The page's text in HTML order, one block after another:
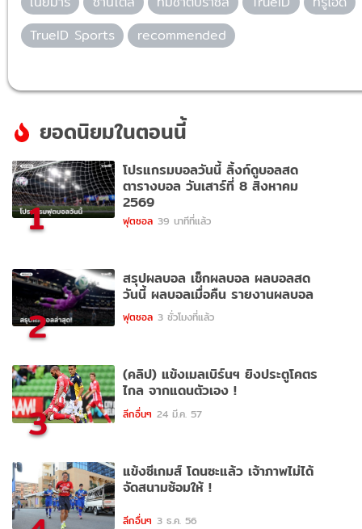
TrueID Sports
recommended
ยอดนิยมในตอนนี้
1
โปรแกรมบอลวันนี้ ลิ้งก์ดูบอลสด
ตารางบอล วันเสาร์ที่ 8 สิงหาคม
2569
ฟุตซอล 39 นาทีที่แล้ว
2
สรุปผลบอล เช็กผลบอล ผลบอลสด
วันนี้ ผลบอลเมื่อคืน รายงานผลบอล
ฟุตซอล 3 ชั่วโมงที่แล้ว
3
(คลิป) แข้งเมลเบิร์นฯ ยิงประตูโคตร
ไกล จากแดนตัวเอง !
ลีกอื่นๆ 24 มี.ค. 57
แข้งซีเกมส์ โดนซะแล้ว เจ้าภาพไม่ได้
จัดสนามซ้อมให้ !
ลีกอื่นๆ 3 ธ.ค. 56